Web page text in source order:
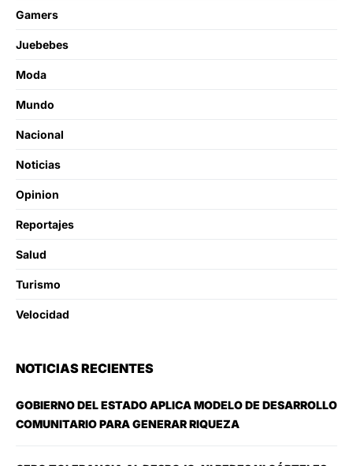
Gamers
Juebebes
Moda
Mundo
Nacional
Noticias
Opinion
Reportajes
Salud
Turismo
Velocidad
NOTICIAS RECIENTES
GOBIERNO DEL ESTADO APLICA MODELO DE DESARROLLO
COMUNITARIO PARA GENERAR RIQUEZA